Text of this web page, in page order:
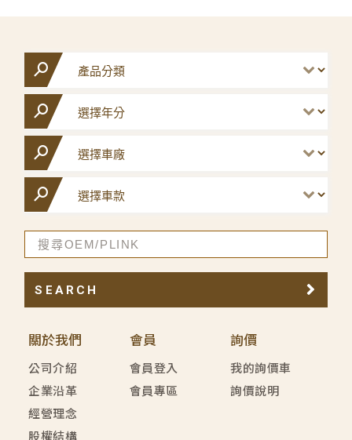
關於我們
公司介紹
企業沿革
經營理念
股權結構
會員
會員登入
會員專區
詢價
我的詢價車
詢價說明
SEARCH